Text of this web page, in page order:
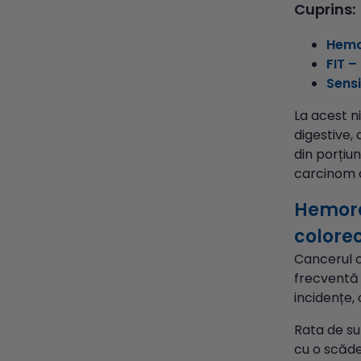
Cuprins:
FIT
La acest
digestive,
din
carcinom
Cancerul
frecventă
incidențe,
Rata de
cu o